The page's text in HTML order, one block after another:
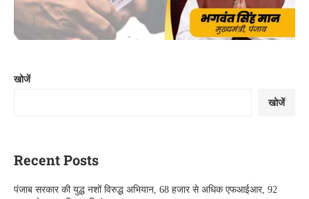
खोजें
खोजें
Recent Posts
पंजाब सरकार की युद्ध नशों विरुद्ध अभियान, 68 हजार से अधिक एफआईआर, 92